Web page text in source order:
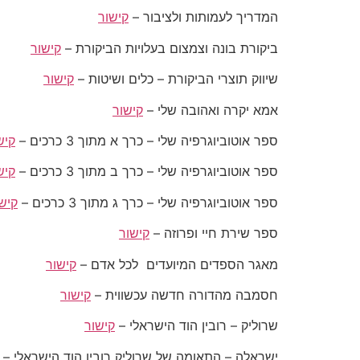
המדריך לעמותות ולציבור – קישור
ביקורת בונה וצמצום בעלויות הביקורת – קישור
שיווק תוצרי הביקורת – כלים ושיטות – קישור
אמא יקרה ואהובה שלי – קישור
ספר אוטוביוגרפיה שלי – כרך א מתוך 3 כרכים –
ספר אוטוביוגרפיה שלי – כרך ב מתוך 3 כרכים –
ספר אוטוביוגרפיה שלי – כרך ג מתוך 3 כרכים –
ספר שירת חיי ופרוזה – קישור
מאגר הספדים המיועדים לכל אדם – קישור
חסמבה מהדורה חדשה עכשווית – קישור
שרוליק – רובין הוד הישראלי – קישור
ישראלה – התאומה של שרוליק רובין הוד הישראלי –